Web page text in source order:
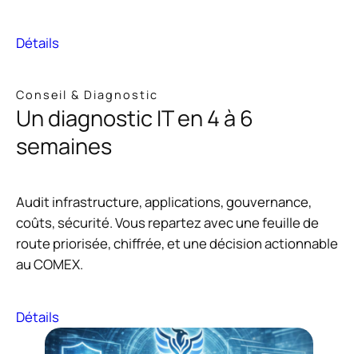
Détails
Conseil & Diagnostic
Un diagnostic IT en 4 à 6
semaines
Audit infrastructure, applications, gouvernance,
coûts, sécurité. Vous repartez avec une feuille de
route priorisée, chiffrée, et une décision actionnable
au COMEX.
Détails